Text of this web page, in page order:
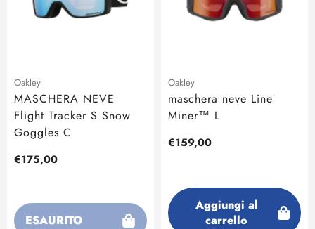
Oakley
MASCHERA NEVE
Flight Tracker S Snow
Goggles C
Prezzo
€175,00
ESAURITO
Oakley
maschera neve Line
Miner™ L
Prezzo
€159,00
Aggiungi al
carrello